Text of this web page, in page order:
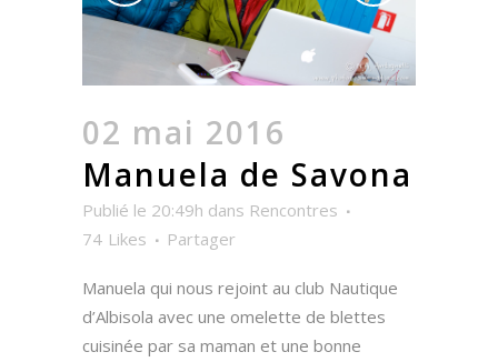
02 mai 2016
Manuela de Savona
Publié le 20:49h dans Rencontres
74 Likes Partager
Manuela qui nous rejoint au club Nautique
d’Albisola avec une omelette de blettes
cuisinée par sa maman et une bonne